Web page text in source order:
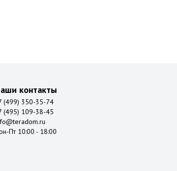
контакты
(499) 350-35-74
(495) 109-38-45
Пт 10:00 - 18:00